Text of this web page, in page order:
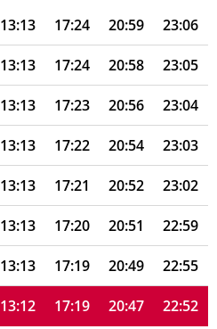
13:13 17:24 20:59 23:06
13:13 17:24 20:58 23:05
13:13 17:23 20:56 23:04
13:13 17:22 20:54 23:03
13:13 17:21 20:52 23:02
13:13 17:20 20:51 22:59
13:13 17:19 20:49 22:55
13:12 17:19 20:47 22:52